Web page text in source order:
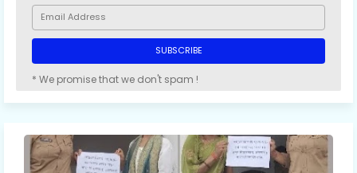
* We promise that we don't spam !